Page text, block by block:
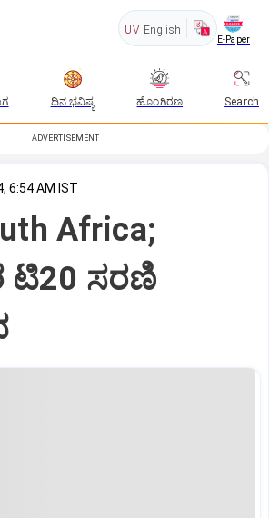
UV English
E-Paper
ದಿನ ಭವಿಷ್ಯ ಹೊಂಗಿರಣ Search
ADVERTISEMENT
6:54 AM IST
Africa;
ಸರಣಿ